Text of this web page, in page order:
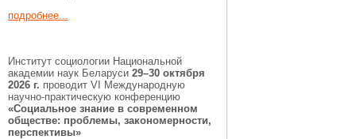
подробнее...
Институт социологии Национальной
академии наук Беларуси 29–30 октября
2026 г. проводит VI Международную
научно-практическую конференцию
«Социальное знание в современном
обществе: проблемы, закономерности,
перспективы»